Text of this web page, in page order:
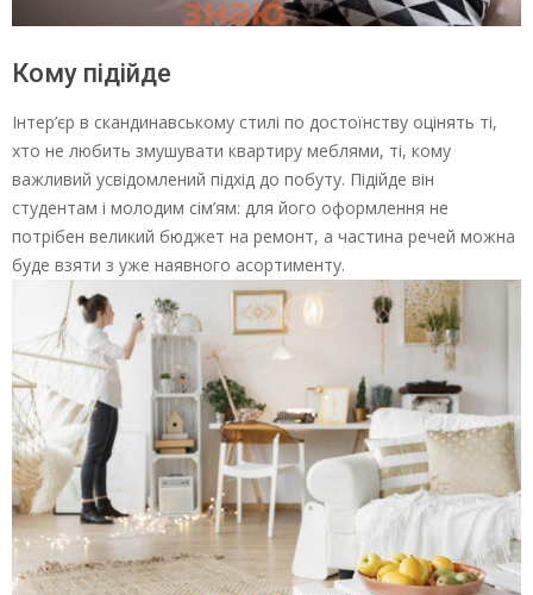
Кому підійде
Інтер’єр в скандинавському стилі по достоїнству оцінять ті,
хто не любить змушувати квартиру меблями, ті, кому
важливий усвідомлений підхід до побуту. Підійде він
студентам і молодим сім’ям: для його оформлення не
потрібен великий бюджет на ремонт, а частина речей можна
буде взяти з уже наявного асортименту.